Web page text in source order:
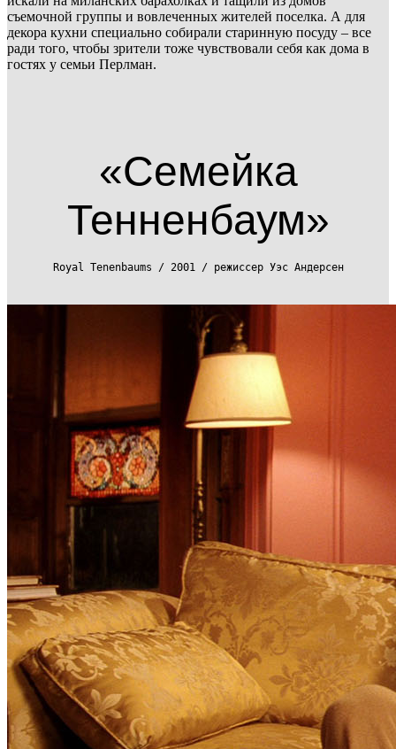
съемочной группы и вовлеченных жителей поселка. А для
декора кухни специально собирали старинную посуду – все
ради того, чтобы зрители тоже чувствовали себя как дома в
гостях у семьи Перлман.
«Семейка
Тенненбаум»
Royal Tenenbaums / 2001 / режиссер Уэс Андерсен